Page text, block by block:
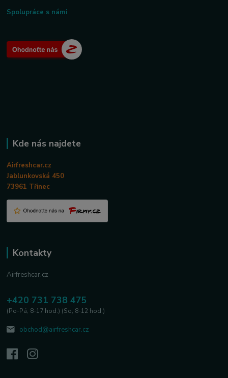
Spolupráce s námi
Kde nás najdete
Airfreshcar.cz
Jablunkovská 450
73961 Třinec
Kontakty
Airfreshcar.cz
+420 731 738 475
(Po-Pá, 8-17 hod.) (So, 8-12 hod.)
obchod@airfreshcar.cz